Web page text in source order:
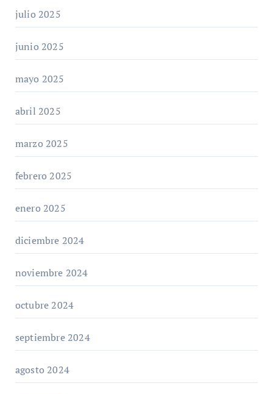
julio 2025
junio 2025
mayo 2025
abril 2025
marzo 2025
febrero 2025
enero 2025
diciembre 2024
noviembre 2024
octubre 2024
septiembre 2024
agosto 2024